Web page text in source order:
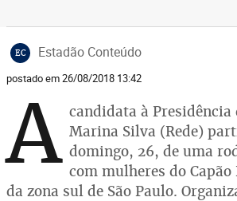
EC Estadão Conteúdo
postado em 26/08/2018 13:42
A candidata à Presidência
Marina Silva (Rede)
domingo, 26, de uma
com mulheres do
da zona sul de São Paulo.